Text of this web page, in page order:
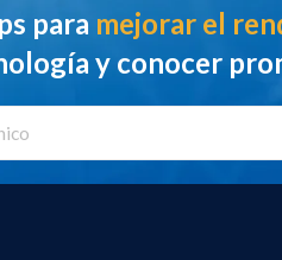
para mejorar el
y conocer